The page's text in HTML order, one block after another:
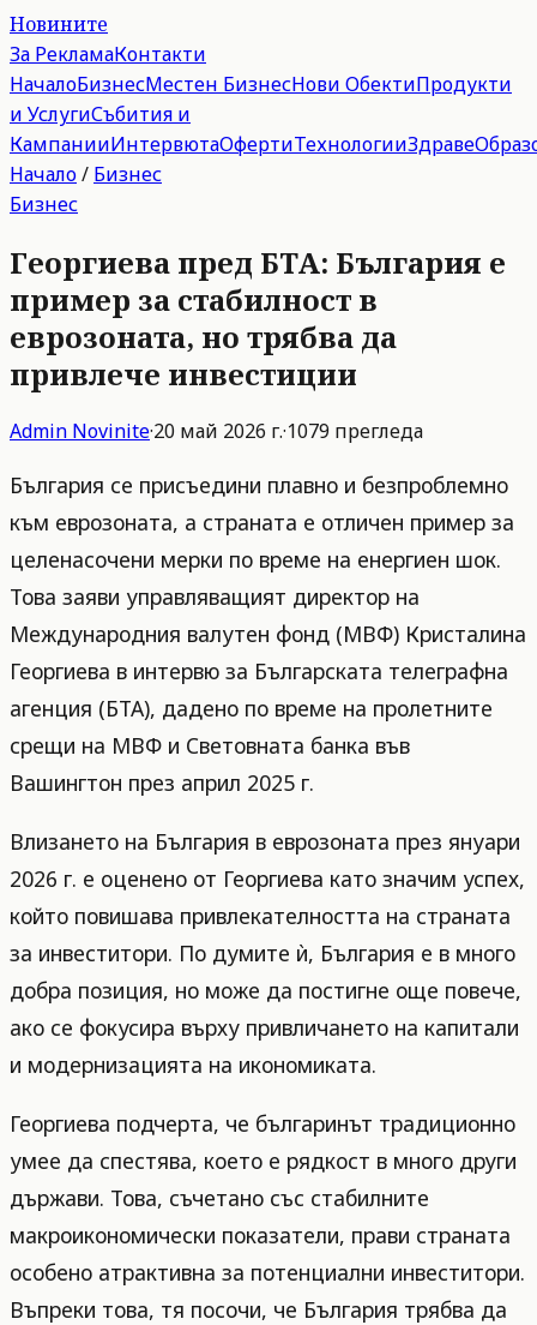
Новините
За РекламаКонтакти
НачалоБизнесМестен БизнесНови ОбектиПродукти
и УслугиСъбития и
КампанииИнтервютаОфертиТехнологииЗдраве
Начало/ Бизнес
Бизнес
Георгиева пред БТА: България е
пример за стабилност в
еврозоната, но трябва да
привлече инвестиции
Admin Novinite·20 май 2026 г.·1079 прегледа
България се присъедини плавно и безпроблемно
към еврозоната, а страната е отличен пример за
целенасочени мерки по време на енергиен шок.
Това заяви управляващият директор на
Международния валутен фонд (МВФ) Кристалина
Георгиева в интервю за Българската телеграфна
агенция (БТА), дадено по време на пролетните
срещи на МВФ и Световната банка във
Вашингтон през април 2025 г.
Влизането на България в еврозоната през януари
2026 г. е оценено от Георгиева като значим успех,
който повишава привлекателността на страната
за инвеститори. По думите ѝ, България е в много
добра позиция, но може да постигне още повече,
ако се фокусира върху привличането на капитали
и модернизацията на икономиката.
Георгиева подчерта, че българинът традиционно
умее да спестява, което е рядкост в много други
държави. Това, съчетано със стабилните
макроикономически показатели, прави страната
особено атрактивна за потенциални инвеститори.
Въпреки това, тя посочи, че България трябва да